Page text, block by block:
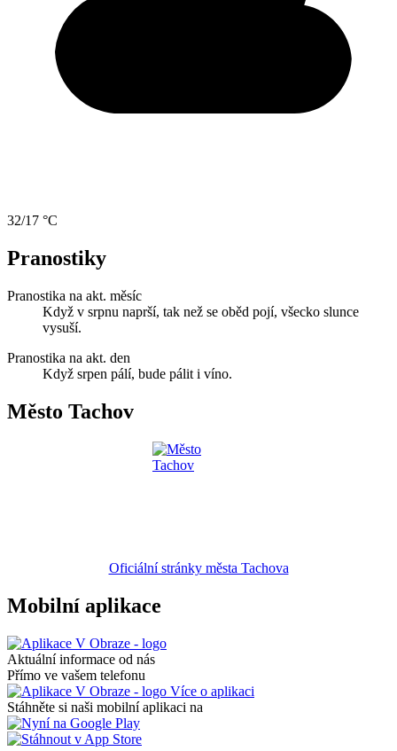
32/17 °C
Pranostiky
Pranostika na akt. měsíc
Když v srpnu naprší, tak než se oběd pojí, všecko slunce
vysuší.
Pranostika na akt. den
Když srpen pálí, bude pálit i víno.
Město Tachov
Oficiální stránky města Tachova
Mobilní aplikace
Aktuální informace od nás
Přímo ve vašem telefonu
Více o aplikaci
Stáhněte si naši mobilní aplikaci na